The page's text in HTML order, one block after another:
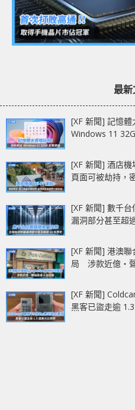
最
[XF 新聞] 記憶
Windows 11
[XF 新聞] 酒店
頁面可被劫持，
[XF 新聞] 數千
漏洞部分甚至超
[XF 新聞] 港澳
局 涉款近億‧
[XF 新聞]
黑客已盜走逾